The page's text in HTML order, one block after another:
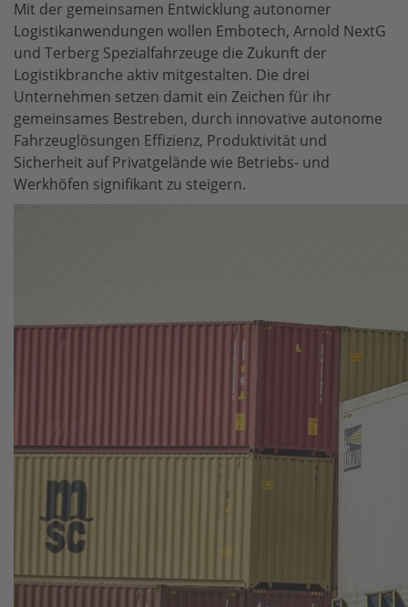
Mit der gemeinsamen Entwicklung autonomer
Logistikanwendungen wollen Embotech, Arnold NextG
und Terberg Spezialfahrzeuge die Zukunft der
Logistikbranche aktiv mitgestalten. Die drei
Unternehmen setzen damit ein Zeichen für ihr
gemeinsames Bestreben, durch innovative autonome
Fahrzeuglösungen Effizienz, Produktivität und
Sicherheit auf Privatgelände wie Betriebs- und
Werkhöfen signifikant zu steigern.